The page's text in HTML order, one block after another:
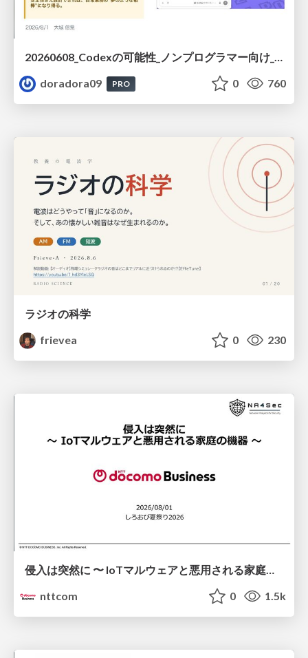
20260608_Codexの可能性_ノンプログラマー向け_大城追記
doradora09
PRO 0 760
ラジオの科学
frievea
0 230
侵入は突然に 〜 IoTマルウェアと悪用される家庭の機器 ～ / When Intrusion Strikes: IoT Malware and the Abuse of Home Devices
nttcom
0 1.5k